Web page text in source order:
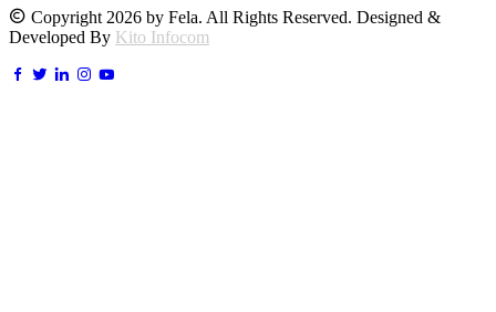
Copyright 2026 by Fela. All Rights Reserved. Designed &
Developed By Kito Infocom